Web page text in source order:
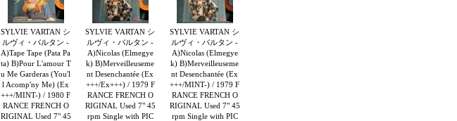
SYLVIE VARTAN シ
ルヴィ・バルタン -
A)Tape Tape (Pata Pa
ta) B)Pour L'amour T
u Me Garderas (You'l
l Acomp'ny Me) (Ex
+++/MINT-) / 1980 F
RANCE FRENCH O
RIGINAL Used 7" 45
SYLVIE VARTAN シ
ルヴィ・バルタン -
A)Nicolas (Elmegye
k) B)Merveilleuseme
nt Desenchantée (Ex
+++/Ex+++) / 1979 F
RANCE FRENCH O
RIGINAL Used 7" 45
rpm Single with PIC
SYLVIE VARTAN シ
ルヴィ・バルタン -
A)Nicolas (Elmegye
k) B)Merveilleuseme
nt Desenchantée (Ex
+++/MINT-) / 1979 F
RANCE FRENCH O
RIGINAL Used 7" 45
rpm Single with PIC